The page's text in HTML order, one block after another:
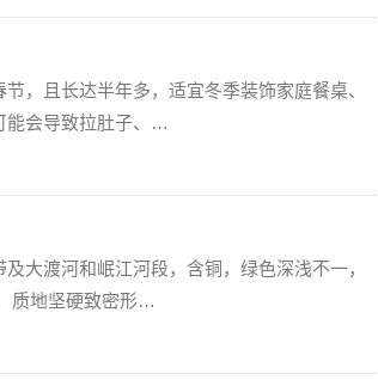
，且长达半年多，适宜冬季装饰家庭餐桌、
能会导致拉肚子、…
大渡河和岷江河段，含铜，绿色深浅不一，
质地坚硬致密形…